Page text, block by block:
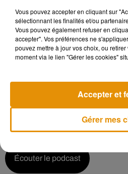
Écouter le podcast
Les choses évoluent
Écouter le podcast
Vous pouvez accepter en cliquant sur
sélectionnant les finalités et/ou
Vous pouvez également refuser en
accepter". Vos préférences ne
pouvez mettre à jour vos choix, ou
moment via le lien "Gérer les cookies"
Gérer mes
Accepter et